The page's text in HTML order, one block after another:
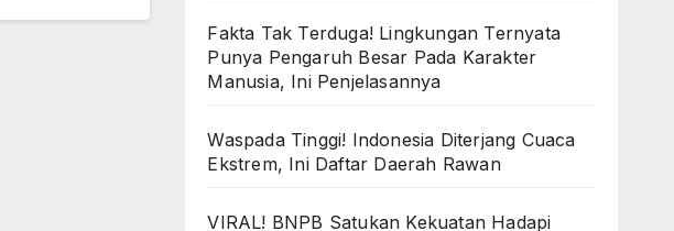
Fakta Tak Terduga! Lingkungan Ternyata
Punya Pengaruh Besar Pada Karakter
Manusia, Ini Penjelasannya
Waspada Tinggi! Indonesia Diterjang Cuaca
Ekstrem, Ini Daftar Daerah Rawan
VIRAL! BNPB Satukan Kekuatan Hadapi